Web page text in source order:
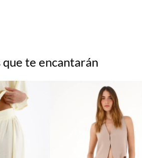
te encantarán